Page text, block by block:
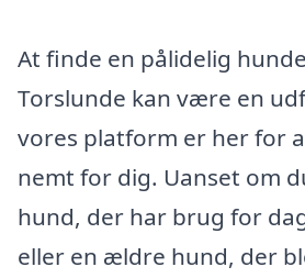
At finde en pålidelig
Torslunde kan være en
vores platform er her for
nemt for dig. Uanset om
hund, der har brug for
eller en ældre hund, der